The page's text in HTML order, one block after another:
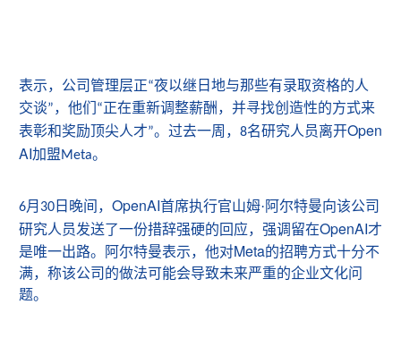
表示，公司管理层正“夜以继日地与那些有录取资格的人
交谈”，他们 “正在重新调整薪酬，并寻找创造性的方式来
表彰和奖励顶尖人才”。 过去一周， 8名研究人员离开Open
AI加盟Meta。
6月 30 日 晚间， OpenAI首席执行官山姆·阿尔特曼向该公司
研究人员发送了一份措辞强硬的回应，强调留在OpenAI才
是唯一出路。
阿尔特曼表示，他对Meta的招聘方式十分不
满，称该公司的做法可能会导致未来严重的企业文化问
题。